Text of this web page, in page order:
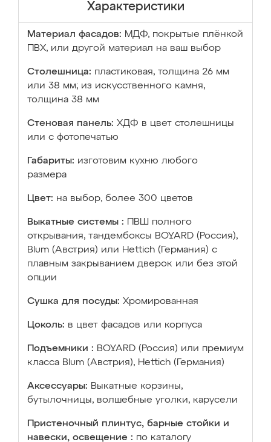
Характеристики
Материал фасадов: МДФ, покрытые плёнкой
ПВХ, или другой материал на ваш выбор
Столешница: пластиковая, толщина 26 мм
или 38 мм; из искусственного камня,
толщина 38 мм
Стеновая панель: ХДФ в цвет столешницы
или с фотопечатью
Габариты: изготовим кухню любого
размера
Цвет: на выбор, более 300 цветов
Выкатные системы :
ПВШ полного
открывания, тандембоксы BOYARD (Россия),
Blum (Австрия) или Hettich (Германия) с
плавным закрыванием дверок или без этой
опции
Сушка для посуды: Хромированная
Цоколь: в цвет фасадов или корпуса
Подъемники : BOYARD (Россия) или премиум
класса Blum (Австрия), Hettich (Германия)
Аксессуары: Выкатные корзины,
бутылочницы, волшебные уголки, карусели
Пристеночный плинтус, барные стойки и
навески, освещение : по каталогу